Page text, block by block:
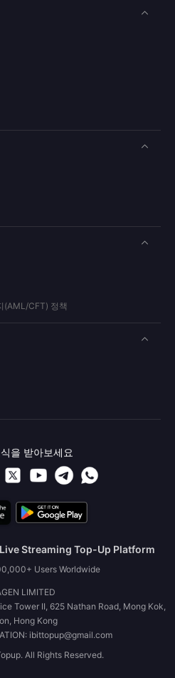
(AML/CFT) 정책
을 받아보세요
Streaming Top-Up Platform
Users Worldwide
LIMITED
Tower II, 625 Nathan Road, Mong Kok,
Hong Kong
ibittopup@gmail.com
All Rights Reserved.